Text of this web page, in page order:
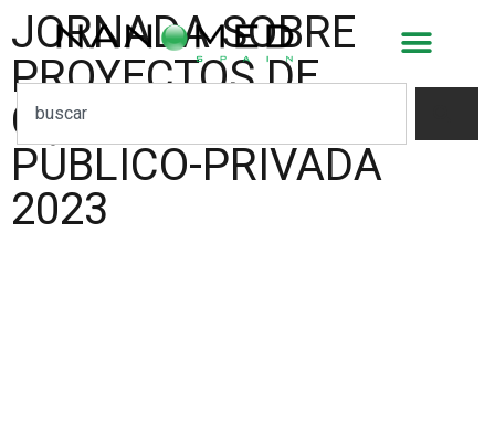
JORNADA SOBRE
PROYECTOS DE
COLABORACIÓN
PÚBLICO-PRIVADA
2023